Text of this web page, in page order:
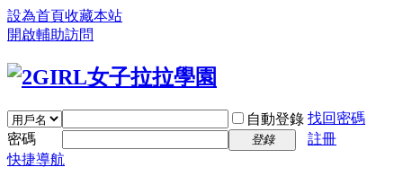
設為首頁收藏本站
開啟輔助訪問
自動登錄 找回密碼
密碼
登錄
註冊
快捷導航